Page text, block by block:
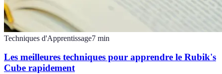
Techniques d'Apprentissage7 min
Les meilleures techniques pour apprendre le Rubik's
Cube rapidement